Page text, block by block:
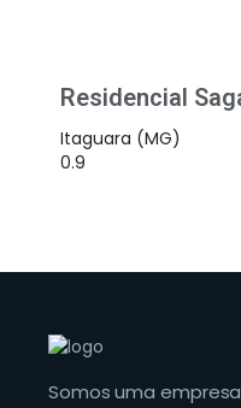
Residencial
Itaguara (MG)
Somos uma